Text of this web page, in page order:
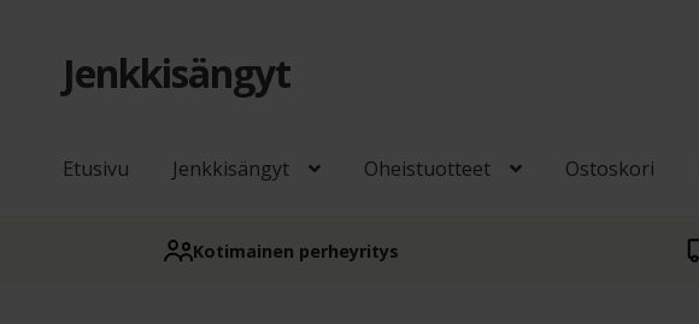
Siirry
navigointiin
Siirry
sisältöön
Jenkkisängyt
Etusivu Jenkkisängyt Oheistuotteet Ostoskori
Kotimainen perheyritys